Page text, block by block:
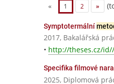
« 1 2 »
Symptotermální
2017, Bakalářská
• http://theses.cz/
Specifika filmové
2025, Diplomová